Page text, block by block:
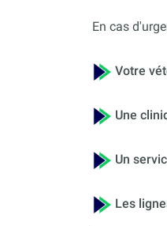
En cas
Votre
Une
Un
Les